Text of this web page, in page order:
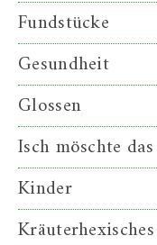
Fundstücke
Gesundheit
Glossen
Isch möschte das
Kinder
Kräuterhexisches